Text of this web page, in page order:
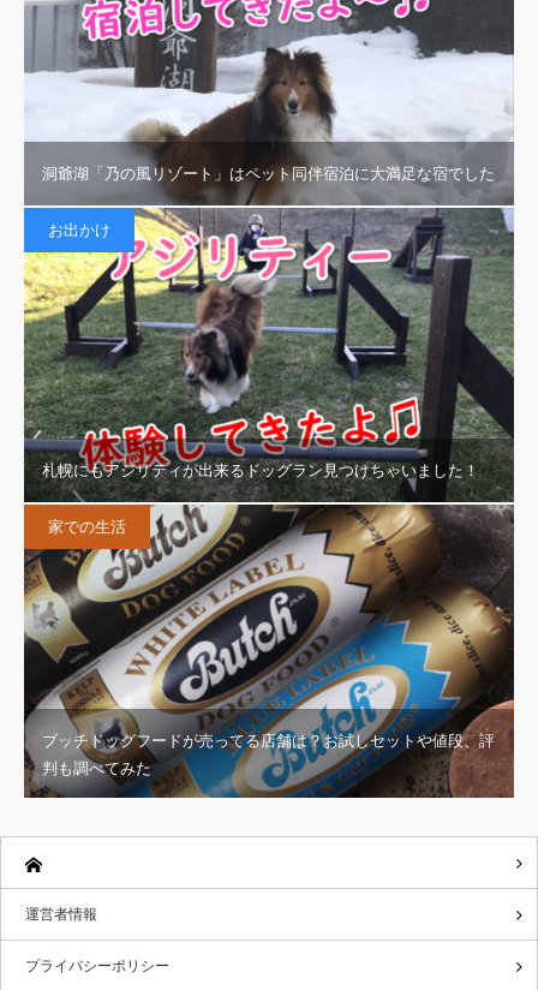
洞爺湖「乃の風リゾート」はペット同伴宿泊に大満足な宿でした
お出かけ
札幌にもアジリティが出来るドッグラン見つけちゃいました！
家での生活
ブッチドッグフードが売ってる店舗は？お試しセットや値段、評
判も調べてみた
運営者情報
プライバシーポリシー